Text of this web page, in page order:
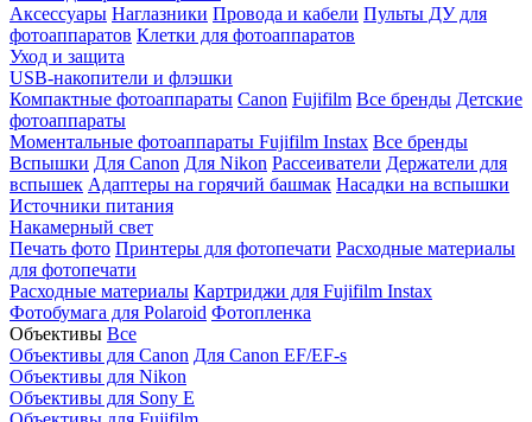
Аксессуары Наглазники Провода и кабели Пульты ДУ для
фотоаппаратов Клетки для фотоаппаратов
Уход и защита
USB-накопители и флэшки
Компактные фотоаппараты Canon Fujifilm Все бренды Детские
фотоаппараты
Моментальные фотоаппараты Fujifilm Instax Все бренды
Вспышки Для Canon Для Nikon Рассеиватели Держатели для
вспышек Адаптеры на горячий башмак Насадки на вспышки
Источники питания
Накамерный свет
Печать фото Принтеры для фотопечати Расходные материалы
для фотопечати
Расходные материалы Картриджи для Fujifilm Instax
Фотобумага для Polaroid Фотопленка
Объективы Все
Объективы для Canon Для Canon EF/EF-s
Объективы для Nikon
Объективы для Sony E